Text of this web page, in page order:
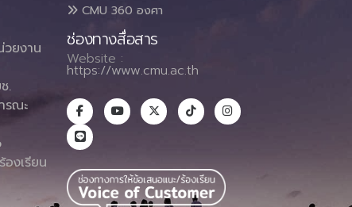
วยงาน
.
รณะ
องเรียน
CMU 360 องศา
ช่องทางสื่อสาร
Website :
https://www.cmu.ac.th